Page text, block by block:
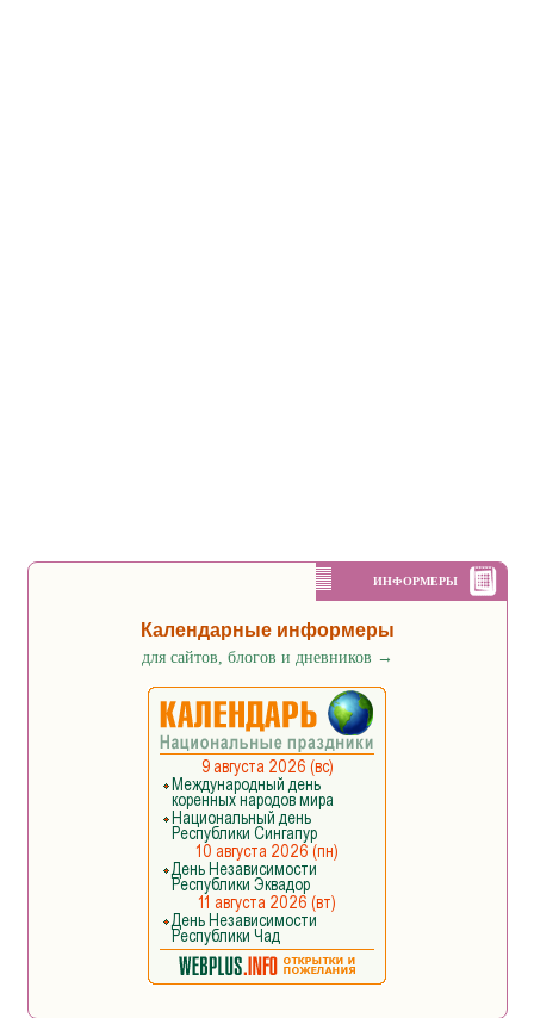
ИНФОРМЕРЫ
Календарные информеры
для сайтов, блогов и дневников →